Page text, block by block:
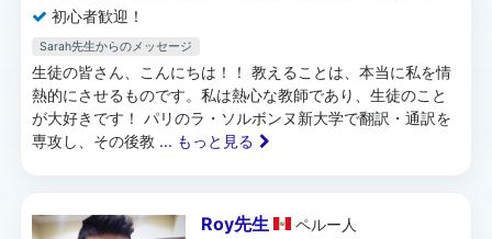
初心者歓迎！
Sarah先生からのメッセージ
生徒の皆さん、こんにちは！！ 教えることは、本当に私を情
熱的にさせるものです。私は熱心な教師であり、生徒のこと
が大好きです！ パリのラ・ソルボンヌ新大学で翻訳・通訳を
専攻し、その後教 ... もっと見る
Roy先生 ペルー 人